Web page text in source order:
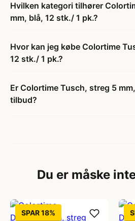
Hvilken kategori tilhører
mm, blå, 12 stk./ 1 pk.?
Hvor kan jeg købe Colortime
12 stk./ 1 pk.?
Er Colortime Tusch, streg 5
tilbud?
Du er måske
SPAR 18%